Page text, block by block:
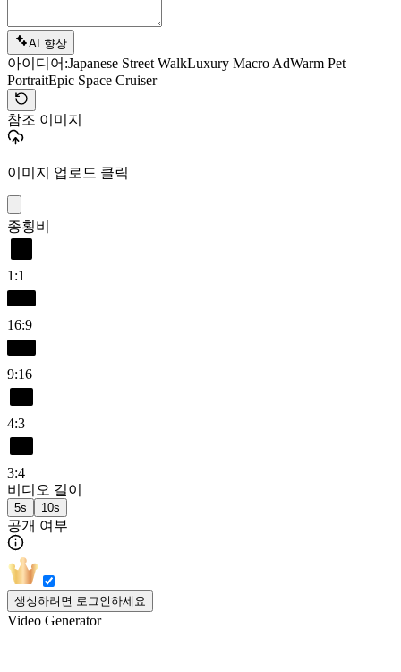
AI 향상
아이디어:Japanese Street WalkLuxury Macro AdWarm Pet
PortraitEpic Space Cruiser
참조 이미지
이미지 업로드 클릭
종횡비
1:1
16:9
9:16
4:3
3:4
비디오 길이
5s 10s
공개 여부
생성하려면 로그인하세요
Video Generator